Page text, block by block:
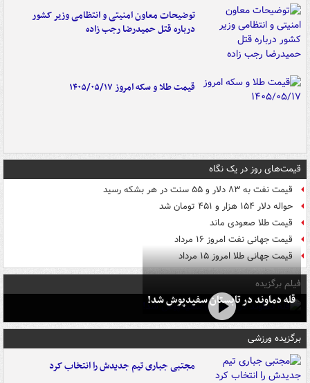
توضیحات معاون امنیتی و انتظامی وزیر کشور
درباره قتل حمیدرضا رجب زاده
قیمت طلا و سکه امروز ۱۴۰۵/۰۵/۱۷
قیمت‌های روز در یک نگاه
قیمت نفت به ۸۳ دلار و ۵۵ سنت در هر بشکه رسید
حواله دلار ۱۵۴ هزار و ۴۵۱ تومان شد
قیمت طلا صعودی ماند
قیمت جهانی نفت امروز ۱۶ مرداد
قیمت جهانی طلا امروز ۱۵ مرداد
فیلم برگزیده
قله دماوند در تابستان سفیدپوش شد!
برگزیده ورزشی
مجتبی جباری تیم جدیدش را انتخاب کرد